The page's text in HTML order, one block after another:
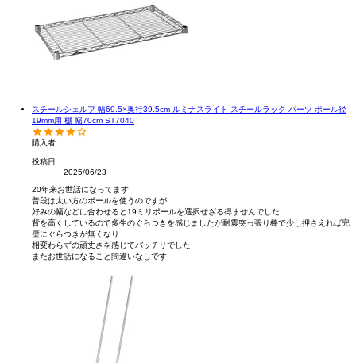
スチールシェルフ 幅69.5×奥行39.5cm ルミナスライト スチールラック パーツ ポール径
19mm用 棚 幅70cm ST7040
購入者
投稿日
2025/06/23
20年来お世話になってます
普段は太い方のポールを使うのですが
好みの幅などに合わせると19ミリポールを選択せざる得ませんでした
背を高くしているので多生のぐらつきを感じましたが耐震突っ張り棒で少し押さえれば完
璧にぐらつきが無くなり
相変わらずの頑丈さを感じてバッチリでした
またお世話になること間違いなしです